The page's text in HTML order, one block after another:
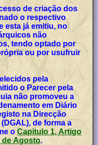
de criação dos
o respectivo
esta já emitiu, no
não
tendo optado por
ou por usufruir
pela
o Parecer pela
não promoveu a
em Diário
na Direcção
de forma a
oCapitulo 1, Artigo
de Agosto.